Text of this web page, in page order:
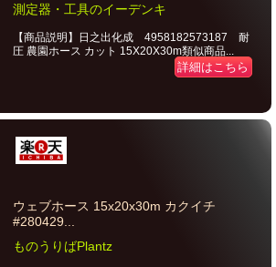
測定器・工具のイーデンキ
【商品説明】日之出化成 4958182573187 耐
圧 農園ホース カット 15X20X30m類似商品...
詳細はこちら
ウェブホース 15x20x30m カクイチ
#280429...
ものうりばPlantz